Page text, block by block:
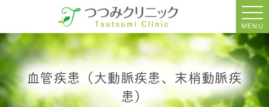
MENU
血管疾患（大動脈疾患、末梢動脈疾
患）